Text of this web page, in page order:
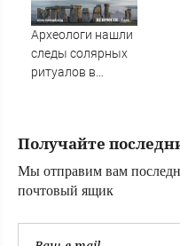
легендарный
датский корабль
Археологи нашли
следы солярных
ритуалов в
Получайте
Мы отправим вам
почтовый ящик